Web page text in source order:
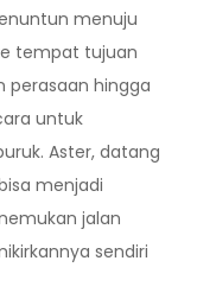
menuju
tempat tujuan
perasaan hingga
untuk
Aster, datang
menjadi
jalan
sendiri